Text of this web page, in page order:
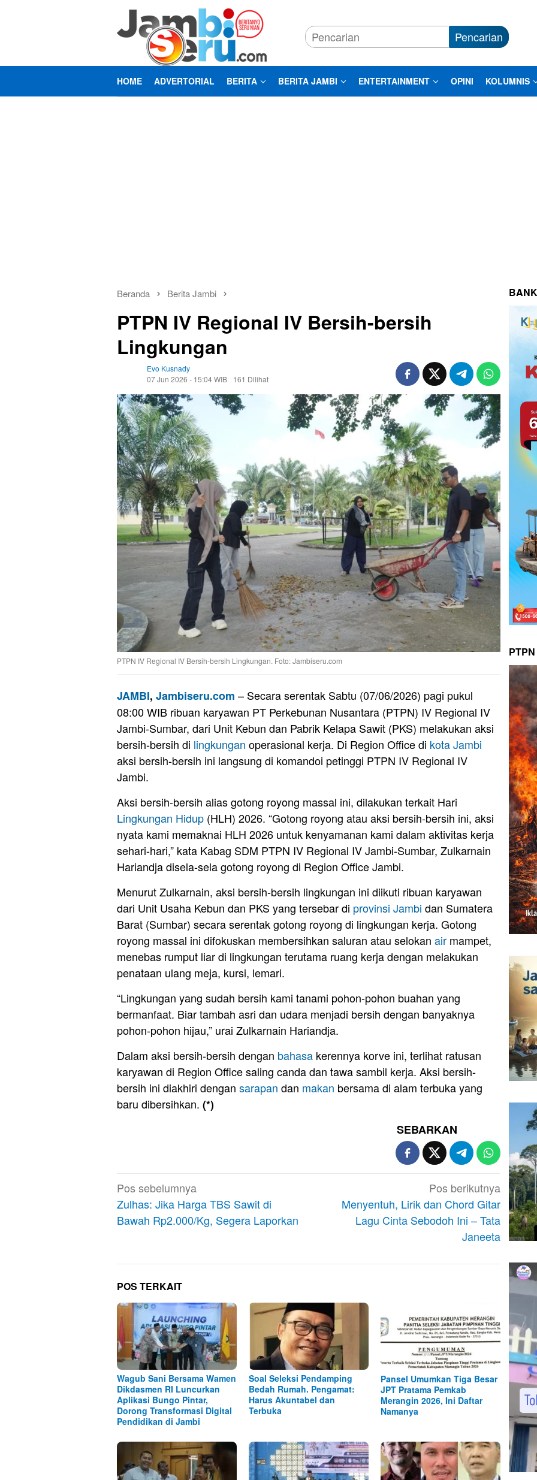
Pencarian
HOME ADVERTORIAL BERITA BERITA JAMBI ENTERTAINMENT OPINI KOLUMNIS
Beranda Berita Jambi
PTPN IV Regional IV Bersih-bersih
Lingkungan
Evo Kusnady
07 Jun 2026 - 15:04 WIB
161 Dilihat
PTPN IV Regional IV Bersih-bersih Lingkungan. Foto: Jambiseru.com
JAMBI, Jambiseru.com – Secara serentak Sabtu (07/06/2026) pagi pukul
08:00 WIB ribuan karyawan PT Perkebunan Nusantara (PTPN) IV Regional IV
Jambi-Sumbar, dari Unit Kebun dan Pabrik Kelapa Sawit (PKS) melakukan aksi
bersih-bersih di lingkungan operasional kerja. Di Region Office di kota Jambi
aksi bersih-bersih ini langsung di komandoi petinggi PTPN IV Regional IV
Jambi.
Aksi bersih-bersih alias gotong royong massal ini, dilakukan terkait Hari
Lingkungan Hidup (HLH) 2026. “Gotong royong atau aksi bersih-bersih ini, aksi
nyata kami memaknai HLH 2026 untuk kenyamanan kami dalam aktivitas kerja
sehari-hari,” kata Kabag SDM PTPN IV Regional IV Jambi-Sumbar, Zulkarnain
Hariandja disela-sela gotong royong di Region Office Jambi.
Menurut Zulkarnain, aksi bersih-bersih lingkungan ini diikuti ribuan karyawan
dari Unit Usaha Kebun dan PKS yang tersebar di provinsi Jambi dan Sumatera
Barat (Sumbar) secara serentak gotong royong di lingkungan kerja. Gotong
royong massal ini difokuskan membersihkan saluran atau selokan air mampet,
menebas rumput liar di lingkungan terutama ruang kerja dengan melakukan
penataan ulang meja, kursi, lemari.
“Lingkungan yang sudah bersih kami tanami pohon-pohon buahan yang
bermanfaat. Biar tambah asri dan udara menjadi bersih dengan banyaknya
pohon-pohon hijau,” urai Zulkarnain Hariandja.
Dalam aksi bersih-bersih dengan bahasa kerennya korve ini, terlihat ratusan
karyawan di Region Office saling canda dan tawa sambil kerja. Aksi bersih-
bersih ini diakhiri dengan sarapan dan makan bersama di alam terbuka yang
baru dibersihkan. (*)
SEBARKAN
Navigasi
pos
Pos sebelumnya
Zulhas: Jika Harga TBS Sawit di
Bawah Rp2.000/Kg, Segera Laporkan
Pos berikutnya
Menyentuh, Lirik dan Chord Gitar
Lagu Cinta Sebodoh Ini – Tata
Janeeta
POS TERKAIT
Wagub Sani Bersama Wamen
Dikdasmen RI Luncurkan
Aplikasi Bungo Pintar,
Dorong Transformasi Digital
Pendidikan di Jambi
Soal Seleksi Pendamping
Bedah Rumah. Pengamat:
Harus Akuntabel dan
Terbuka
Pansel Umumkan Tiga Besar
JPT Pratama Pemkab
Merangin 2026, Ini Daftar
Namanya